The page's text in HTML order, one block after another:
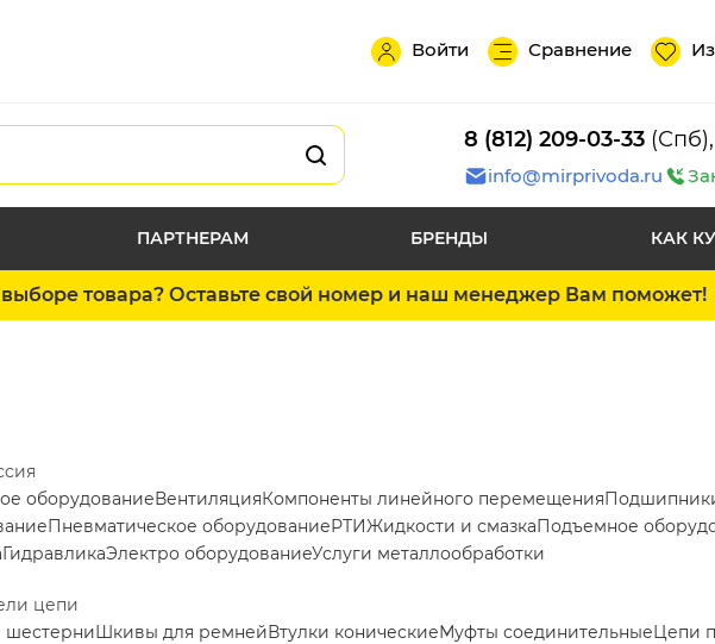
Войти Сравнение
8 (812) 209-03-33
info@mirprivoda.ru
ПАРТНЕРАМ БРЕНДЫ КАК
товара? Оставьте свой номер и наш менеджер Вам поможет!
оборудованиеВентиляцияКомпоненты линейного перемещения
Пневматическое оборудованиеРТИЖидкости и смазкаПодъемное
ГидравликаЭлектро оборудованиеУслуги металлообработки
цепи
шестерниШкивы для ремнейВтулки коническиеМуфты соединительныеЦепи